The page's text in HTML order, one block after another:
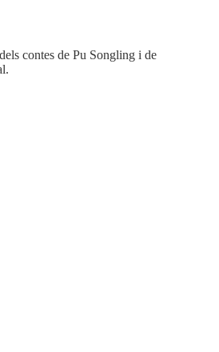
contes de Pu Songling i de